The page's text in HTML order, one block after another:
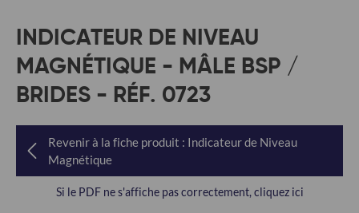
INDICATEUR DE NIVEAU
MAGNÉTIQUE - MÂLE BSP /
BRIDES - RÉF. 0723
Revenir à la fiche produit : Indicateur de Niveau
Magnétique
Si le PDF ne s'affiche pas correctement, cliquez ici